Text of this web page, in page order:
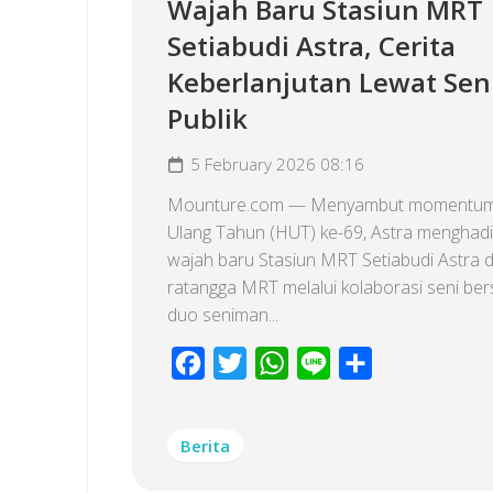
Wajah Baru Stasiun MRT
Setiabudi Astra, Cerita
Keberlanjutan Lewat
Publik
5 February 2026 08:16
Mounture.com — Menyambut
Ulang Tahun (HUT) ke-69, Astra
wajah baru Stasiun MRT Setiabudi Astra
ratangga MRT melalui kolaborasi seni
duo seniman...
Facebook
Twitter WhatsApp
Line
Berita